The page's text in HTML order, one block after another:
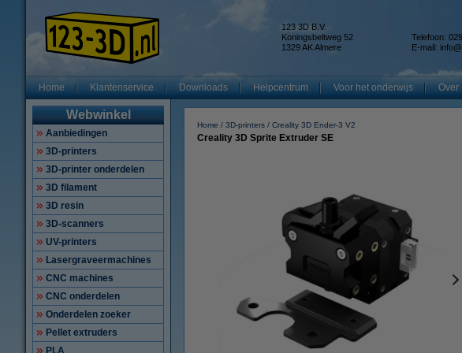
123 3D B.V.
Koningsbeltweg 52
1329 AK Almere
Telefoon:
E-mail:
Home Klantenservice Downloads Helpcentrum Voor het onderwijs Over
Webwinkel
Aanbiedingen
3D-printers
3D-printer onderdelen
3D filament
3D resin
3D-scanners
UV-printers
Lasergraveermachines
CNC machines
CNC onderdelen
Onderdelen zoeker
Pellet extruders
PLA
Home 3D-printers Creality 3D Ender-3 V2
Creality 3D Sprite Extruder SE